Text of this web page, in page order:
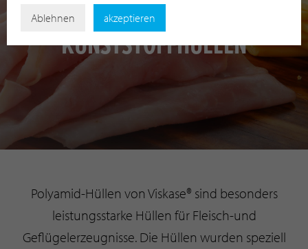
KUNSTSTOFFHÜLLEN
Polyamid-Hüllen von Viskase® sind besonders
leistungsstarke Hüllen für Fleisch-und
Geflügelerzeugnisse. Die Hüllen wurden speziell
Ablehnen akzeptieren